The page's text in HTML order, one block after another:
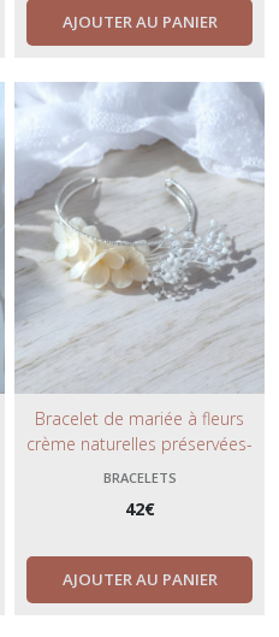
AJOUTER AU PANIER
Bracelet de mariée à fleurs
crème naturelles préservées-
bijoux fleuri tendance et
BRACELETS
42€
AJOUTER AU PANIER